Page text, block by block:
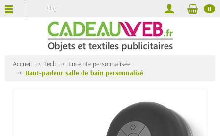
Blog 0
Accueil Tech
Enceinte personnalisée
Haut-parleur salle de bain personnalisé